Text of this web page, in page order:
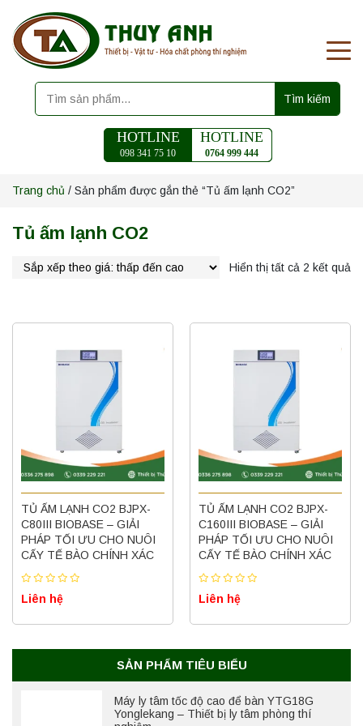
Tìm kiếm
HOTLINE
098 341 75 10
HOTLINE
0764 999 444
Trang chủ / Sản phẩm được gắn thẻ “Tủ ấm lạnh CO2”
Tủ ấm lạnh CO2
Hiển thị tất cả 2 kết quả
TỦ ẤM LẠNH CO2 BJPX-
C80III BIOBASE – GIẢI
PHÁP TỐI ƯU CHO NUÔI
CẤY TẾ BÀO CHÍNH XÁC
Liên hệ
TỦ ẤM LẠNH CO2 BJPX-
C160III BIOBASE – GIẢI
PHÁP TỐI ƯU CHO NUÔI
CẤY TẾ BÀO CHÍNH XÁC
Liên hệ
SẢN PHẨM TIÊU BIỂU
Máy ly tâm tốc độ thấp để bàn YKL02A
Yonglekang – Máy ly tâm phòng thí nghiệm
Liên hệ
Nồi hấp chân không BKQ-B50V BIOBASE
Máy ly tâm tốc độ cao để bàn YTG18G
Yonglekang – Thiết bị ly tâm phòng thí